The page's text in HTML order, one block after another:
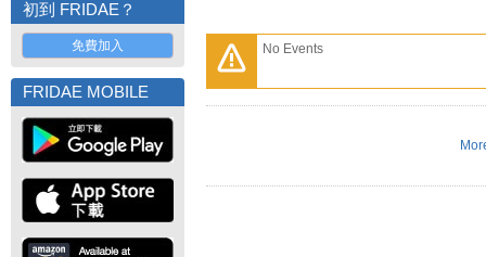
初到 FRIDAE？
免費加入
FRIDAE MOBILE
No Events